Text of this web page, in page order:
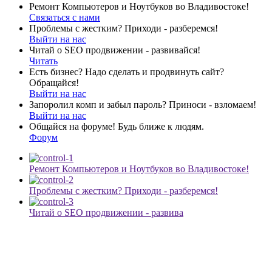
Ремонт Компьютеров и Ноутбуков во Владивостоке!
Связаться с нами
Проблемы с жестким? Приходи - разберемся!
Выйти на нас
Читай о SEO продвижении - развивайся!
Читать
Есть бизнес? Надо сделать и продвинуть сайт?
Обращайся!
Выйти на нас
Запоролил комп и забыл пароль? Приноси - взломаем!
Выйти на нас
Общайся на форуме! Будь ближе к людям.
Форум
Ремонт Компьютеров и Ноутбуков во Владивостоке!
Проблемы с жестким? Приходи - разберемся!
Читай о SEO продвижении - развива